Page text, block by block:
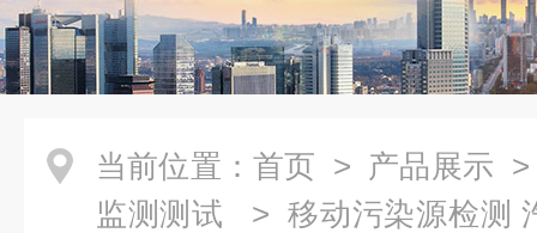
当前位置： 首页 > 产品展示
监测测试
> 移动污染源检测